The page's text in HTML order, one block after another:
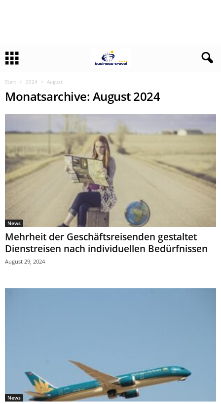
Start 2024 August
Monatsarchive: August 2024
News
Mehrheit der Geschäftsreisenden gestaltet
Dienstreisen nach individuellen Bedürfnissen
August 29, 2024
News